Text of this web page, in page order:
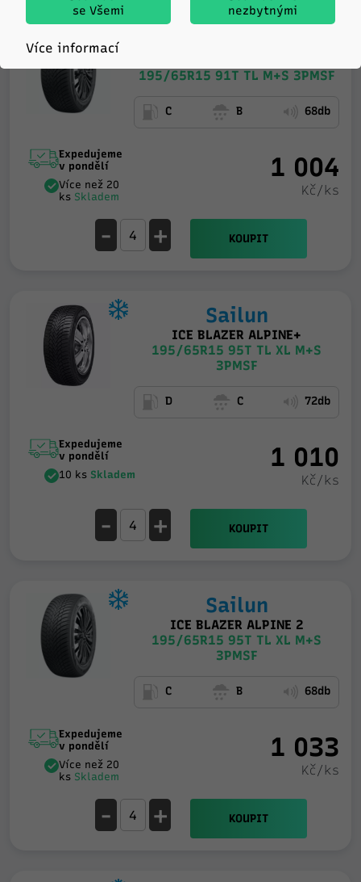
195/65R15 91T TL M+S 3PMSF
C B 68db
Expedujeme
v pondělí
Více než 20
ks Skladem
1 004
Kč/ks
- + KOUPIT
Sailun
ICE BLAZER ALPINE+
195/65R15 95T TL XL M+S
3PMSF
D C 72db
Expedujeme
v pondělí
10 ks Skladem
1 010
Kč/ks
- + KOUPIT
Sailun
ICE BLAZER ALPINE 2
195/65R15 95T TL XL M+S
3PMSF
C B 68db
Expedujeme
v pondělí
Více než 20
ks Skladem
1 033
Kč/ks
- + KOUPIT
se Všemi
nezbytnými
Více informací